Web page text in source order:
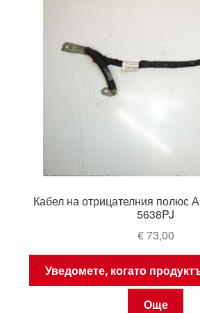
Кабел на отрицателния полюс
5638PJ
€73,00
Уведомете, когато
Още